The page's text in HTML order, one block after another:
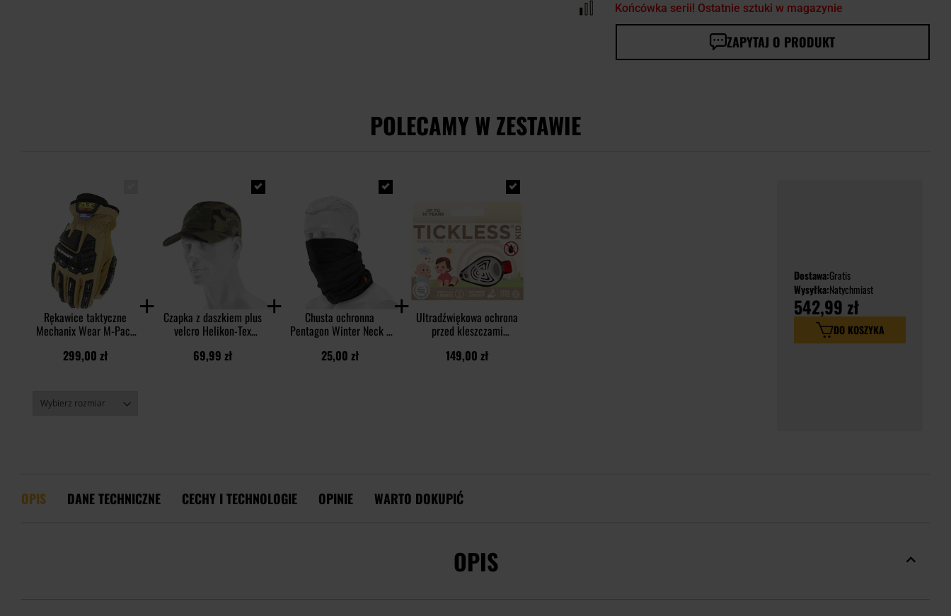
Końcówka serii! Ostatnie sztuki w magazynie
ZAPYTAJ O PRODUKT
POLECAMY W ZESTAWIE
Rękawice taktyczne
Mechanix Wear M-Pact
F9-360 - Coyote
299,00 zł
Czapka z daszkiem plus
velcro Helikon-Tex
wz.93 Pantera PL
69,99 zł
Chusta ochronna
Pentagon Winter Neck -
25,00 zł
Ultradźwiękowa ochrona
przed kleszczami
- Beige
149,00 zł
Dostawa:Gratis
Wysyłka:Natychmiast
542,99 zł
DO KOSZYKA
OPIS DANE TECHNICZNE CECHY I TECHNOLOGIE OPINIE WARTO DOKUPIĆ
OPIS